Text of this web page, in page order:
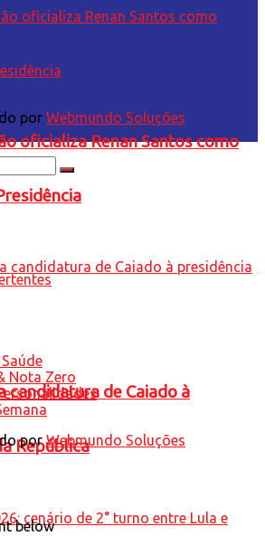
oficializa Renan Santos como
candidatura de Caiado à
República
por Webmundo Soluções
Nota Zero
porWebmundo Soluções
below